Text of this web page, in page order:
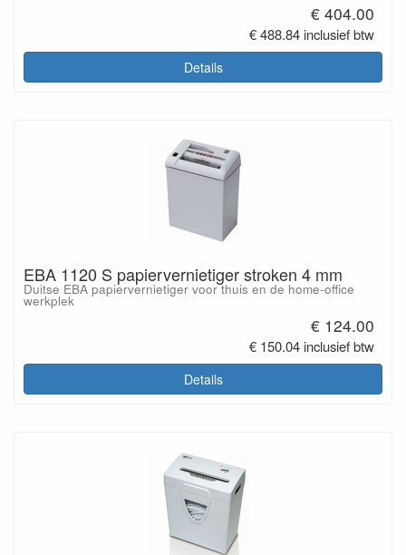
€ 404.00
€ 488.84 inclusief btw
Details
EBA 1120 S papiervernietiger stroken 4 mm
Duitse EBA papiervernietiger voor thuis en de home-office
werkplek
€ 124.00
€ 150.04 inclusief btw
Details